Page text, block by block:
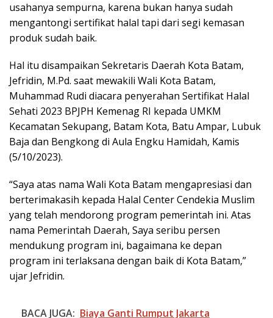
usahanya sempurna, karena bukan hanya sudah
mengantongi sertifikat halal tapi dari segi kemasan
produk sudah baik.
Hal itu disampaikan Sekretaris Daerah Kota Batam,
Jefridin, M.Pd. saat mewakili Wali Kota Batam,
Muhammad Rudi diacara penyerahan Sertifikat Halal
Sehati 2023 BPJPH Kemenag RI kepada UMKM
Kecamatan Sekupang, Batam Kota, Batu Ampar, Lubuk
Baja dan Bengkong di Aula Engku Hamidah, Kamis
(5/10/2023).
“Saya atas nama Wali Kota Batam mengapresiasi dan
berterimakasih kepada Halal Center Cendekia Muslim
yang telah mendorong program pemerintah ini. Atas
nama Pemerintah Daerah, Saya seribu persen
mendukung program ini, bagaimana ke depan
program ini terlaksana dengan baik di Kota Batam,”
ujar Jefridin.
BACA JUGA: Biaya Ganti Rumput Jakarta